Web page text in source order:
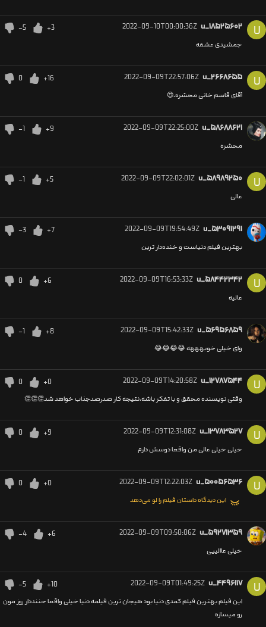
U u_۱۸۵۲۵۶۰۲ 2022-09-10T00:00:36Z
+3
-5
جمشیدی عشقه
U u_۲۶۶۸۶۵۵ 2022-09-09T22:57:06Z
+16
0
آقای قاسم خانی محشره،😍
u_۵۸۶۸۸۶۲۱ 2022-09-09T22:25:00Z
+9
-1
محشره
U u_۵۸۹۸۹۲۵۰ 2022-09-09T22:02:01Z
+5
-1
عالی
u_۵۳۰۹۱۲۹۱ 2022-09-09T19:54:49Z
+7
-3
بهترین فیلم دنیاست و خنده‌دار ترین
U u_۵۸۴۴۲۳۴۲ 2022-09-09T16:53:33Z
+6
0
عالیه
u_۵۶۹۵۶۸۵۹ 2022-09-09T15:42:33Z
+8
-1
وای خیلی خوبهههه 😂😂😂😂
U u_۱۲۷۸۷۵۴۴ 2022-09-09T14:20:58Z
+0
0
وقتی نویسنده محقق و با تفکر باشه،نتیجه کار صدرصدجذاب خواهد شد👏👏👏
U u_۱۳۷۸۳۵۲۷ 2022-09-09T12:31:08Z
+9
0
خیلی خیلی عالی من واقعا دوسش دارم
U u_۵۰۰۵۶۵۳۶ 2022-09-09T12:22:03Z
+0
0
این دیدگاه داستان فیلم را لو می‌دهد
u_۵۹۲۷۱۳۵۹ 2022-09-09T09:50:06Z
+6
-4
خیلی عاالییی
U u_۴۴۹۶۱۱۷ 2022-09-09T01:49:25Z
+10
-5
این فیلم بهترین فیلم کمدی دنیا بود هیجان ترین فیلمه دنیا خیلی واقعا حننددار روز مون
رو میسازه